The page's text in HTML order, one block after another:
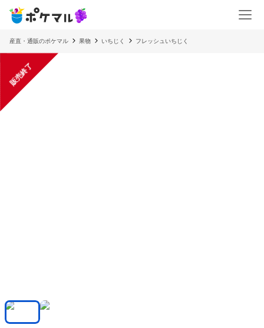
産直・通販のポケマル 果物 いちじく フレッシュいちじく
販売終了